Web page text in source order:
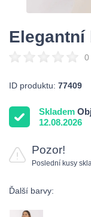
0
ID produktu: 77409
Skladem
12.08.2026
Pozor!
Poslední kusy
Ďalší barvy: